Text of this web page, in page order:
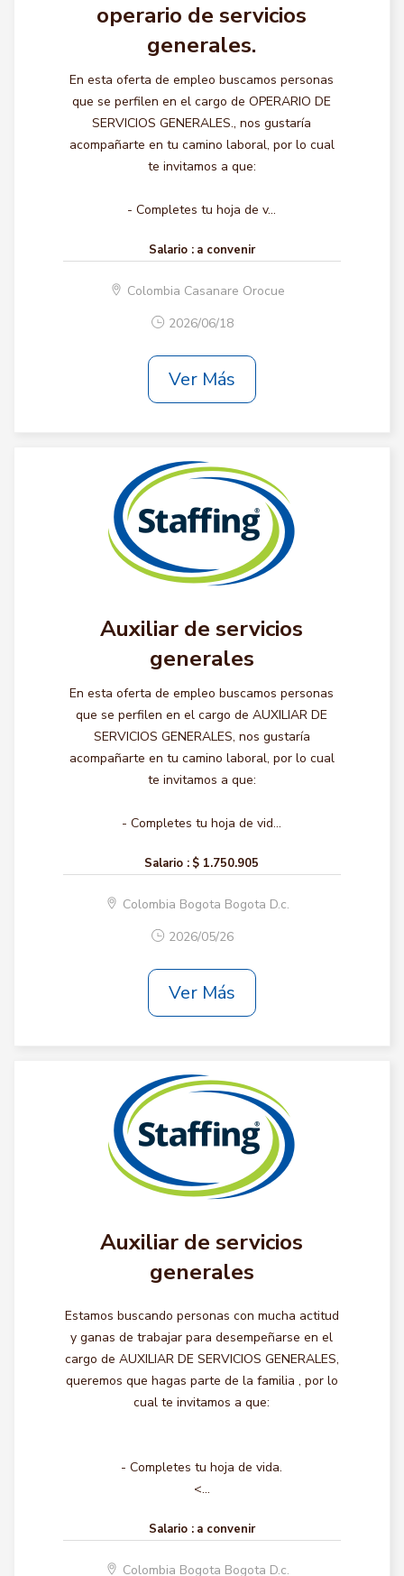
operario de servicios
generales.
En esta oferta de empleo buscamos personas
que se perfilen en el cargo de OPERARIO DE
SERVICIOS GENERALES., nos gustaría
acompañarte en tu camino laboral, por lo cual
te invitamos a que:
- Completes tu hoja de v...
Salario : a convenir
Colombia Casanare Orocue
2026/06/18
Ver Más
Auxiliar de servicios
generales
En esta oferta de empleo buscamos personas
que se perfilen en el cargo de AUXILIAR DE
SERVICIOS GENERALES, nos gustaría
acompañarte en tu camino laboral, por lo cual
te invitamos a que:
- Completes tu hoja de vid...
Salario : $ 1.750.905
Colombia Bogota Bogota D.c.
2026/05/26
Ver Más
Auxiliar de servicios
generales
Estamos buscando personas con mucha actitud
y ganas de trabajar para desempeñarse en el
cargo de AUXILIAR DE SERVICIOS GENERALES,
queremos que hagas parte de la familia , por lo
cual te invitamos a que:
- Completes tu hoja de vida.
<...
Salario : a convenir
Colombia Bogota Bogota D.c.